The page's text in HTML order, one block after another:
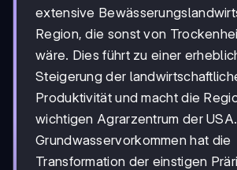
extensive
Region, die sonst von
wäre. Dies führt zu einer
Steigerung der
Produktivität und macht die
wichtigen Agrarzentrum der
Grundwasservorkommen hat die
Transformation der einstigen